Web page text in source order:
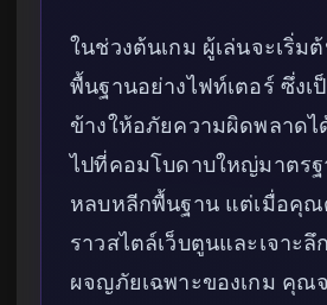
ในช่วงต้นเกม ผู้เล่นจะเริ่ม
พื้นฐานอย่างไฟท์เตอร์ ซึ่ง
ข้างให้อภัยความผิดพลาดไ
ไปที่คอมโบดาบใหญ่มาตร
หลบหลีกพื้นฐาน แต่เมื่อคุณ
ราวสไตล์เว็บตูนและเจาะลึ
ผจญภัยเฉพาะของเกม คุณ